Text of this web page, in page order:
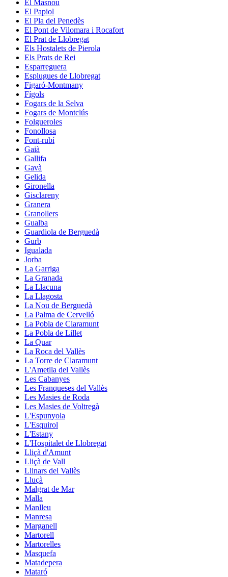
El Masnou
El Papiol
El Pla del Penedès
El Pont de Vilomara i Rocafort
El Prat de Llobregat
Els Hostalets de Pierola
Els Prats de Rei
Esparreguera
Esplugues de Llobregat
Figaró-Montmany
Fígols
Fogars de la Selva
Fogars de Montclús
Folgueroles
Fonollosa
Font-rubí
Gaià
Gallifa
Gavà
Gelida
Gironella
Gisclareny
Granera
Granollers
Gualba
Guardiola de Berguedà
Gurb
Igualada
Jorba
La Garriga
La Granada
La Llacuna
La Llagosta
La Nou de Berguedà
La Palma de Cervelló
La Pobla de Claramunt
La Pobla de Lillet
La Quar
La Roca del Vallès
La Torre de Claramunt
L'Ametlla del Vallès
Les Cabanyes
Les Franqueses del Vallès
Les Masies de Roda
Les Masies de Voltregà
L'Espunyola
L'Esquirol
L'Estany
L'Hospitalet de Llobregat
Lliçà d'Amunt
Lliçà de Vall
Llinars del Vallès
Lluçà
Malgrat de Mar
Malla
Manlleu
Manresa
Marganell
Martorell
Martorelles
Masquefa
Matadepera
Mataró